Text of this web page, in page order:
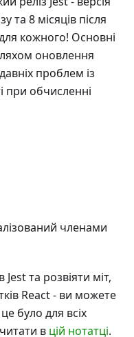
та 8 місяців після
кожного! Основні
оновлення
проблем із
при обчисленні
членами
та розвіяти міт,
React - ви можете
було для всіх
в цій нотатці.